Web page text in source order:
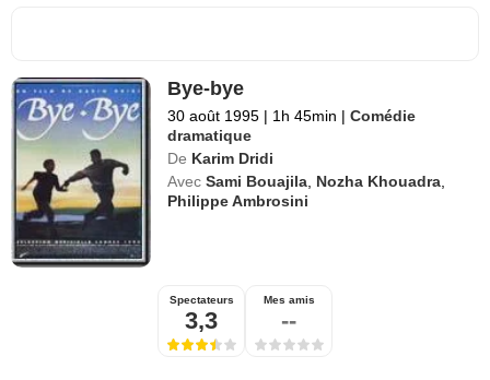
Bye-bye
30 août 1995 | 1h 45min | Comédie
dramatique
De Karim Dridi
Avec Sami Bouajila, Nozha Khouadra,
Philippe Ambrosini
Spectateurs
3,3
Mes amis
--